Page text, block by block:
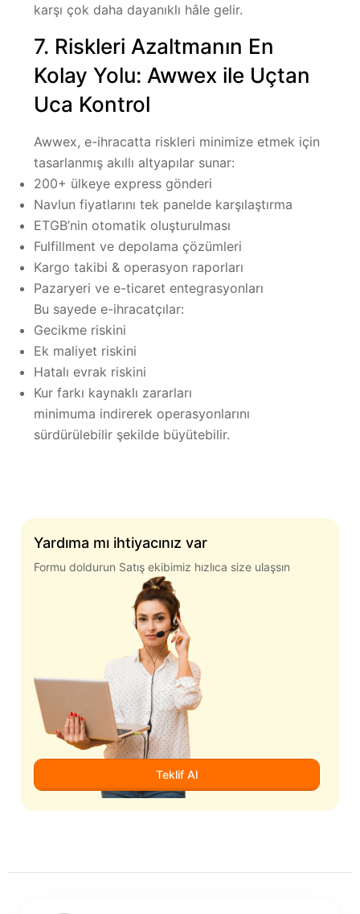
Yardıma mı ihtiyacınız var
Formu doldurun Satış ekibimiz hızlıca size ulaşsın
Teklif Al
karşı çok daha dayanıklı hâle gelir.
7. Riskleri Azaltmanın En
Kolay Yolu: Awwex ile Uçtan
Uca Kontrol
Awwex, e-ihracatta riskleri minimize etmek için
tasarlanmış akıllı altyapılar sunar:
200+ ülkeye express gönderi
Navlun fiyatlarını tek panelde karşılaştırma
ETGB’nin otomatik oluşturulması
Fulfillment ve depolama çözümleri
Kargo takibi & operasyon raporları
Pazaryeri ve e-ticaret entegrasyonları
Bu sayede e-ihracatçılar:
Gecikme riskini
Ek maliyet riskini
Hatalı evrak riskini
Kur farkı kaynaklı zararları
minimuma indirerek operasyonlarını
sürdürülebilir şekilde büyütebilir.